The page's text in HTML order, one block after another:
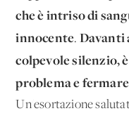
che è intriso di
innocente. Davanti
colpevole silenzio,
problema e
Un'esortazione